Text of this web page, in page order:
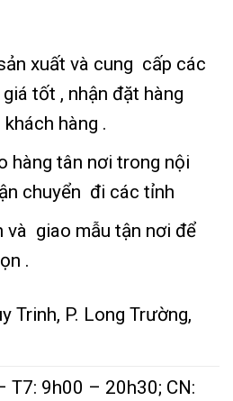
xuất và cung cấp các
tốt , nhận đặt hàng
hàng .
hàng tân nơi trong nội
chuyển đi các tỉnh
và giao mẫu tận nơi để
.
Trinh, P. Long Trường,
T7: 9h00 – 20h30; CN: